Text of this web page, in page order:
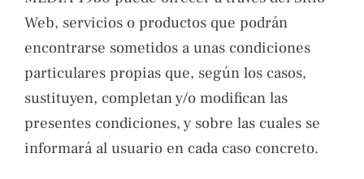
Web, servicios o productos que podrán
encontrarse sometidos a unas condiciones
particulares propias que, según los casos,
sustituyen, completan y/o modifican las
presentes condiciones, y sobre las cuales se
informará al usuario en cada caso concreto.